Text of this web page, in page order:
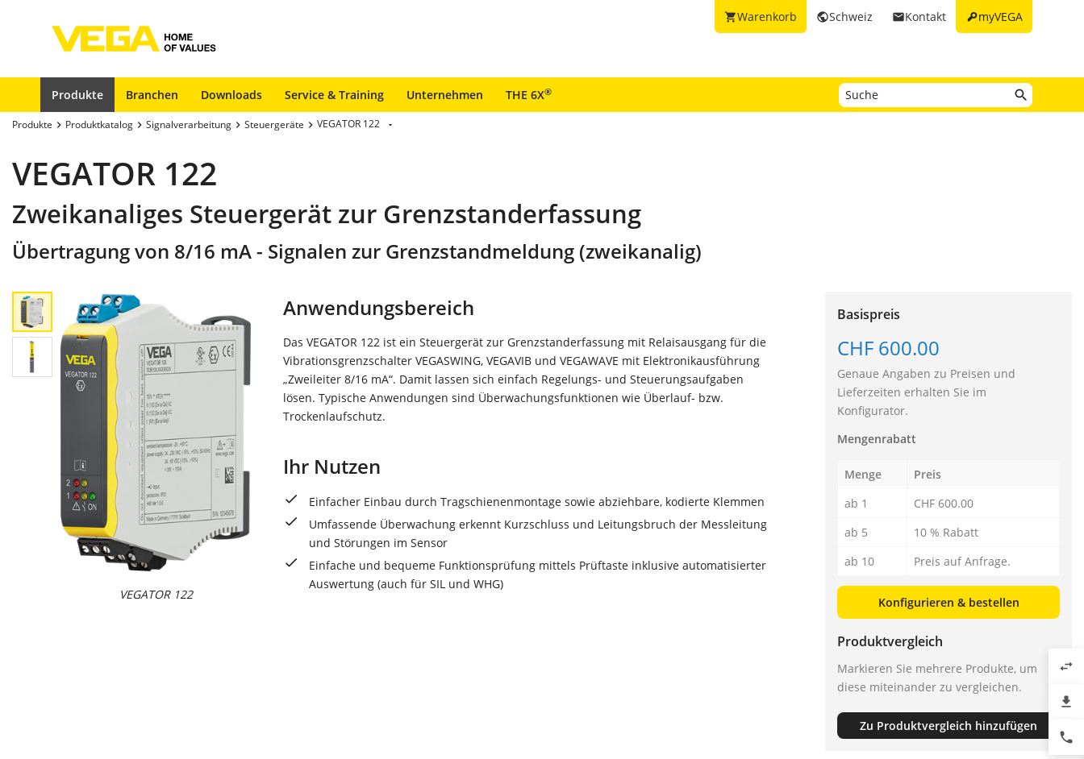
keymyVEGA
emailKontakt
publicSchweiz
shopping_cartWarenkorb
Produkte Branchen Downloads Service & Training Unternehmen THE 6X®
Produkte Produktkatalog Signalverarbeitung Steuergeräte VEGATOR 122
VEGATOR 122
Zweikanaliges Steuergerät zur Grenzstanderfassung
Übertragung von 8/16 mA - Signalen zur Grenzstandmeldung (zweikanalig)
VEGATOR 122 VEGATOR 122
Anwendungsbereich
Das VEGATOR 122 ist ein Steuergerät zur Grenzstanderfassung mit Relaisausgang für die
Vibrationsgrenzschalter VEGASWING, VEGAVIB und VEGAWAVE mit Elektronikausführung
„Zweileiter 8/16 mA“. Damit lassen sich einfach Regelungs- und Steuerungsaufgaben
lösen. Typische Anwendungen sind Überwachungsfunktionen wie Überlauf- bzw.
Trockenlaufschutz.
Ihr Nutzen
Einfacher Einbau durch Tragschienenmontage sowie abziehbare, kodierte Klemmen
Umfassende Überwachung erkennt Kurzschluss und Leitungsbruch der Messleitung
und Störungen im Sensor
Einfache und bequeme Funktionsprüfung mittels Prüftaste inklusive automatisierter
Auswertung (auch für SIL und WHG)
Basispreis
CHF 600.00
Genaue Angaben zu Preisen und
Lieferzeiten erhalten Sie im
Konfigurator.
Mengenrabatt
Menge
Preis
ab 1
CHF 600.00
ab 5
10 % Rabatt
ab 10
Preis auf Anfrage.
Konfigurieren & bestellen
Produktvergleich
Markieren Sie mehrere Produkte, um
diese miteinander zu vergleichen.
Zu Produktvergleich hinzufügen
swap_horiz
file_download
phone